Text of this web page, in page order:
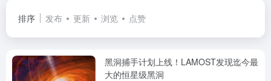
排序 发布 更新 浏览 点赞
黑洞捕手计划上线！LAMOST发现迄今最
大的恒星级黑洞